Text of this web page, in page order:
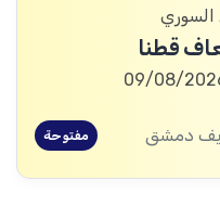
السوري
قطنا
دمشق مفتوحة